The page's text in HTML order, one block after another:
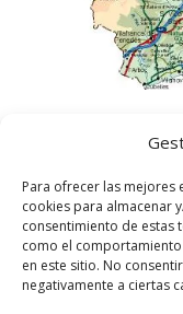
Para ofrecer las mejores
cookies para almacenar
consentimiento de
como el
en este sitio. No
negativamente a ciertas